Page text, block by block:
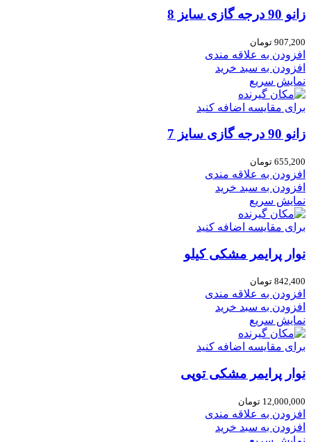
زانو 90 درجه گازی سایز 8
907,200 تومان
افزودن به علاقه مندی
افزودن به سبد خرید
نمایش سریع
برای مقایسه اضافه کنید
زانو 90 درجه گازی سایز 7
655,200 تومان
افزودن به علاقه مندی
افزودن به سبد خرید
نمایش سریع
برای مقایسه اضافه کنید
نوار پرایمر مشکی کیلو
842,400 تومان
افزودن به علاقه مندی
افزودن به سبد خرید
نمایش سریع
برای مقایسه اضافه کنید
نوار پرایمر مشکی توپی
12,000,000 تومان
افزودن به علاقه مندی
افزودن به سبد خرید